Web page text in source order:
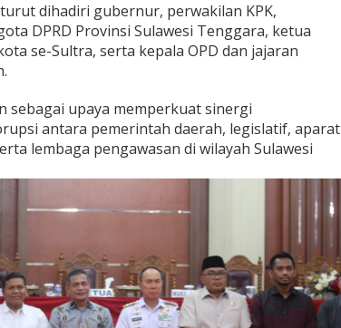
dihadiri gubernur, perwakilan KPK,
DPRD Provinsi Sulawesi Tenggara, ketua
se-Sultra, serta kepala OPD dan jajaran
sebagai upaya memperkuat sinergi
antara pemerintah daerah, legislatif, aparat
lembaga pengawasan di wilayah Sulawesi